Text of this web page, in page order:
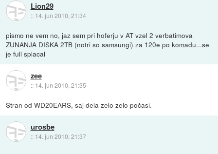
Lion29
:: 14. jun 2010, 21:34
pismo ne vem no, jaz sem pri hoferju v AT vzel 2 verbatimova
ZUNANJA DISKA 2TB (notri so samsungi) za 120e po komadu...se
je full splacal
zee
:: 14. jun 2010, 21:35
Stran od WD20EARS, saj dela zelo zelo počasi.
urosbe
:: 14. jun 2010, 21:37